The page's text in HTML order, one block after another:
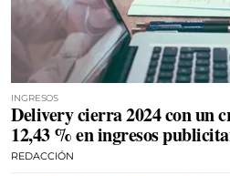
INGRESOS
Delivery cierra 2024 con un
12,43 % en ingresos
REDACCIÓN